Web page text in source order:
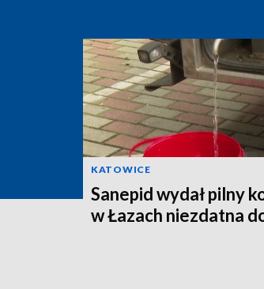
KATOWICE
Sanepid wydał pilny
w Łazach niezdatna